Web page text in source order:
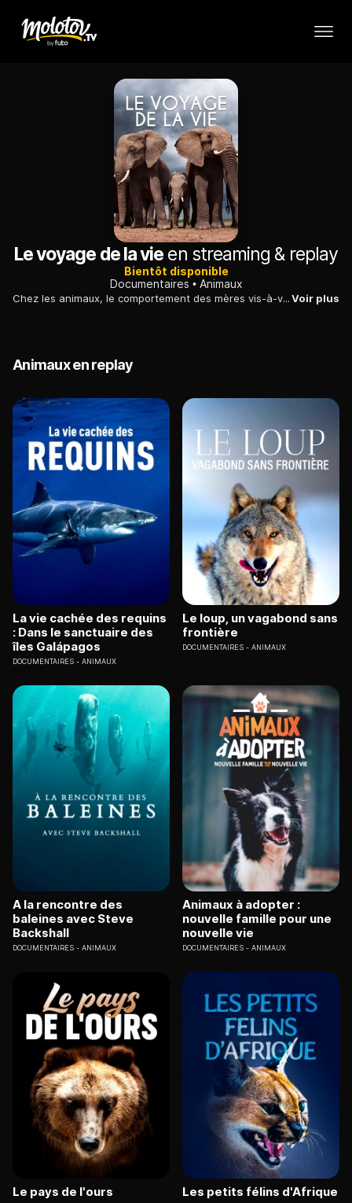
Le voyage de la vie en streaming & replay
Bientôt disponible
Documentaires
Animaux
Chez les animaux, le comportement des mères vis-à-vis de leur progéniture diffère selon les espèces : exemple avec le bison, le bonobo ou la tortue verte.Voir plus
Animaux en replay
La vie cachée des requins
: Dans le sanctuaire des
îles Galápagos
DOCUMENTAIRES ANIMAUX
Le loup, un vagabond sans
frontière
DOCUMENTAIRES ANIMAUX
A la rencontre des
baleines avec Steve
Backshall
DOCUMENTAIRES ANIMAUX
Animaux à adopter :
nouvelle famille pour une
nouvelle vie
DOCUMENTAIRES ANIMAUX
Le pays de l'ours Les petits félins d'Afrique